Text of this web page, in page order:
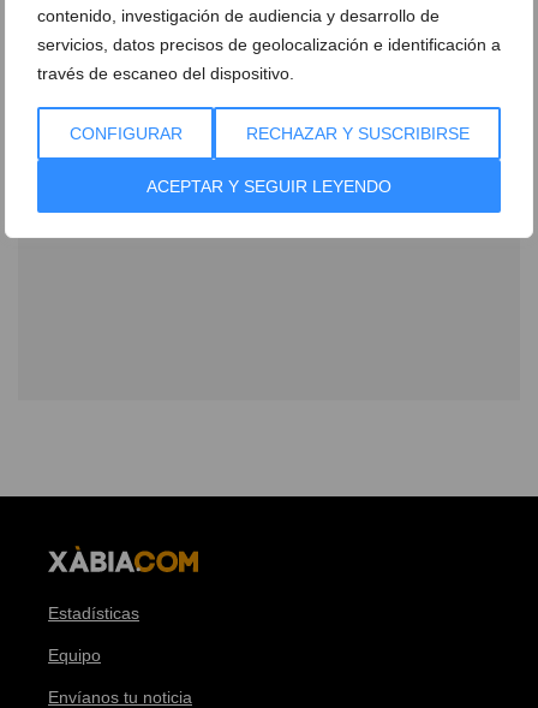
contenido, investigación de audiencia y desarrollo de
servicios, datos precisos de geolocalización e identificación a
través de escaneo del dispositivo.
CONFIGURAR RECHAZAR Y SUSCRIBIRSE
ACEPTAR Y SEGUIR LEYENDO
Estadísticas
Equipo
Envíanos tu noticia